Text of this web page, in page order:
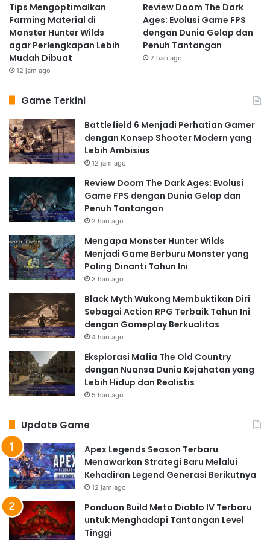
Tips Mengoptimalkan
Farming Material di
Monster Hunter Wilds
agar Perlengkapan Lebih
Mudah Dibuat
12 jam ago
Review Doom The Dark
Ages: Evolusi Game FPS
dengan Dunia Gelap dan
Penuh Tantangan
2 hari ago
Game Terkini
Battlefield 6 Menjadi Perhatian Gamer
dengan Konsep Shooter Modern yang
Lebih Ambisius
12 jam ago
Review Doom The Dark Ages: Evolusi
Game FPS dengan Dunia Gelap dan
Penuh Tantangan
2 hari ago
Mengapa Monster Hunter Wilds
Menjadi Game Berburu Monster yang
Paling Dinanti Tahun Ini
3 hari ago
Black Myth Wukong Membuktikan Diri
Sebagai Action RPG Terbaik Tahun Ini
dengan Gameplay Berkualitas
4 hari ago
Eksplorasi Mafia The Old Country
dengan Nuansa Dunia Kejahatan yang
Lebih Hidup dan Realistis
5 hari ago
Update Game
Apex Legends Season Terbaru
Menawarkan Strategi Baru Melalui
Kehadiran Legend Generasi Berikutnya
12 jam ago
Panduan Build Meta Diablo IV Terbaru
untuk Menghadapi Tantangan Level
Tinggi